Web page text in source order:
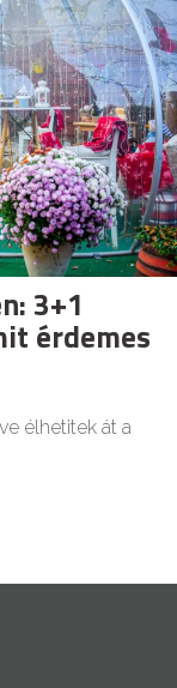
3+1
érdemes
élhetitek át a